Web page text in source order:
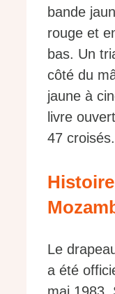
bande
rouge et
bas. Un
côté du
jaune à
livre
47 croisés.
Le
a été